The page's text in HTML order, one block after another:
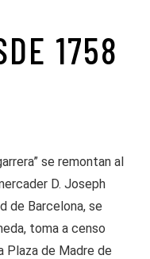
1758
se remontan al
D. Joseph
de Barcelona, se
toma a censo
Plaza de Madre de